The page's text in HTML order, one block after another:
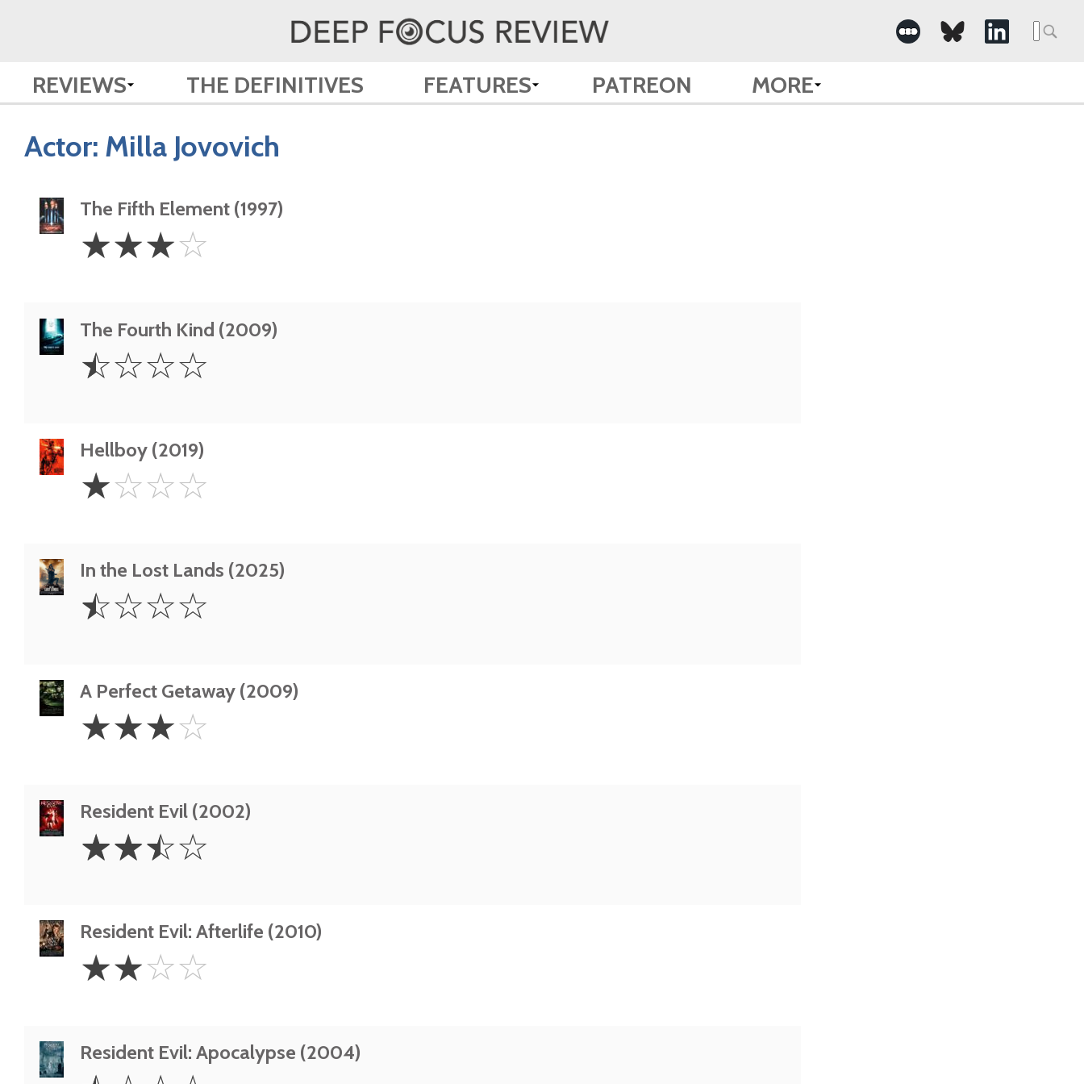
REVIEWS THE DEFINITIVES FEATURES PATREON MORE
Actor: Milla Jovovich
The Fifth Element (1997)
Stars
☆☆☆☆
The Fourth Kind (2009)
0.5
Star
☆☆☆☆
Hellboy (2019)
Star
☆☆☆☆
In the Lost Lands (2025)
0.5
Star
☆☆☆☆
A Perfect Getaway (2009)
Stars
☆☆☆☆
Resident Evil (2002)
2.5
Stars
☆☆☆☆
Resident Evil: Afterlife (2010)
Stars
☆☆☆☆
Resident Evil: Apocalypse (2004)
0.5